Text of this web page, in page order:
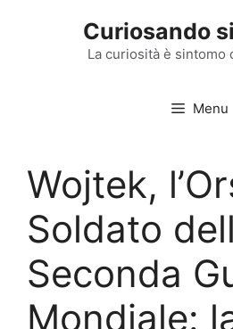
Curiosando
La curiosità è sintomo
Menu
Wojtek,
Soldato
Seconda
Mondiale: